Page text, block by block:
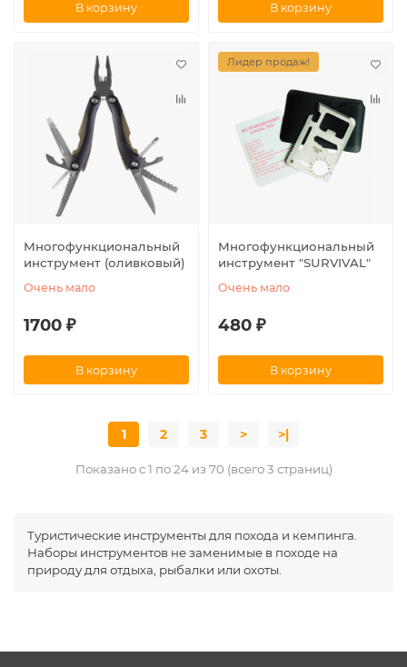
В корзину В корзину
Многофункциональный
инструмент (оливковый)
Очень мало
1700 ₽
В корзину
Лидер продаж!
Многофункциональный
инструмент "SURVIVAL"
Очень мало
480 ₽
В корзину
1 2 3 > >|
Показано с 1 по 24 из 70 (всего 3 страниц)
Туристические инструменты для похода и кемпинга.
Наборы инструментов не заменимые в походе на
природу для отдыха, рыбалки или охоты.